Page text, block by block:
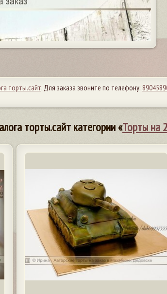
торты.сайт. Для заказа звоните по телефону:
торты.сайт категории «Торты на